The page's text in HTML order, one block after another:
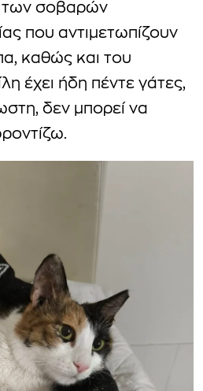
των σοβαρών
που αντιμετωπίζουν
καθώς και του
έχει ήδη πέντε γάτες,
δεν μπορεί να